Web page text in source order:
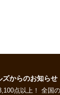
ズからのお知らせ
点以上！ 全国